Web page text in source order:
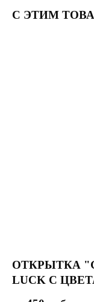
С ЭТИМ
ОТКРЫТКА
LUCK С